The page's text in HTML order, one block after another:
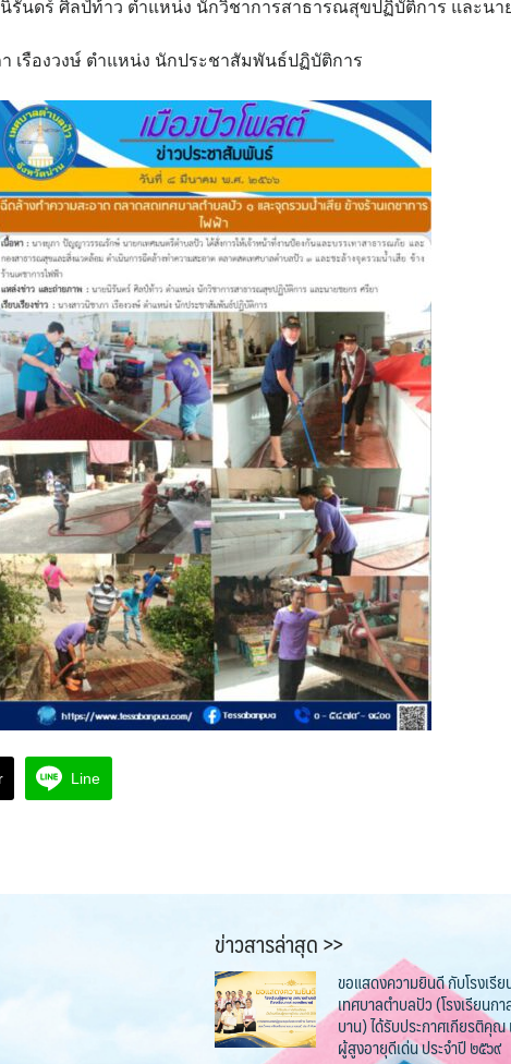
รันดร์ ศิลป์ท้าว ตำแหน่ง นักวิชาการสาธารณสุขปฏิบัติการ และนา
เรืองวงษ์ ตำแหน่ง นักประชาสัมพันธ์ปฏิบัติการ
Line
ข่าวสารล่าสุด >>
ขอแสดงความยินดี กับโรงเรี
เทศบาลตำบลปัว (โรงเรียนก
บาน) ได้รับประกาศเกียรติคุณ
ผู้สูงอายุดีเด่น ประจำปี ๒๕๖๙